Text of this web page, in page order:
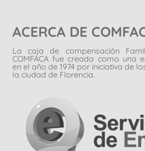
ACERCA DE
La caja de compensación
COMFACA fue creada como una
en el año de 1974 por iniciativa de
la ciudad de Florencia.